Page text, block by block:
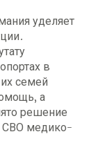
уделяет
в
семей
а
решение
СВО медико-